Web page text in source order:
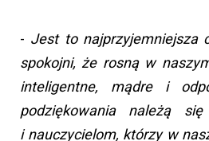
- Jest to najprzyjemniejsza
spokojni, że rosną w
inteligentne, mądre i
podziękowania należą
i nauczycielom, którzy w